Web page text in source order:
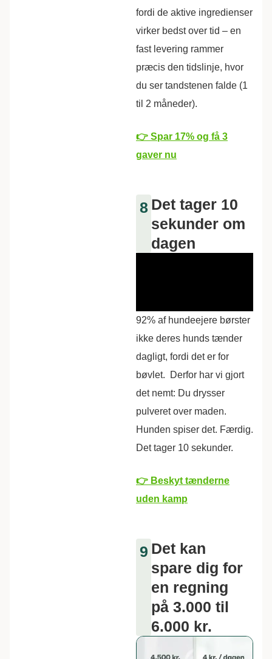
fordi de aktive ingredienser
virker bedst over tid – en
fast levering rammer
præcis den tidslinje, hvor
du ser tandstenen falde (1
til 2 måneder).
👉 Spar 17% og få 3
gaver nu
8 Det tager 10
sekunder om
dagen
92% af hundeejere børster
ikke deres hunds tænder
dagligt, fordi det er for
bøvlet.
Derfor har vi gjort
det nemt: Du drysser
pulveret over maden.
Hunden spiser det. Færdig.
Det tager 10 sekunder.
👉 Beskyt tænderne
uden kamp
9 Det kan
spare dig for
en regning
på 3.000 til
6.000 kr.